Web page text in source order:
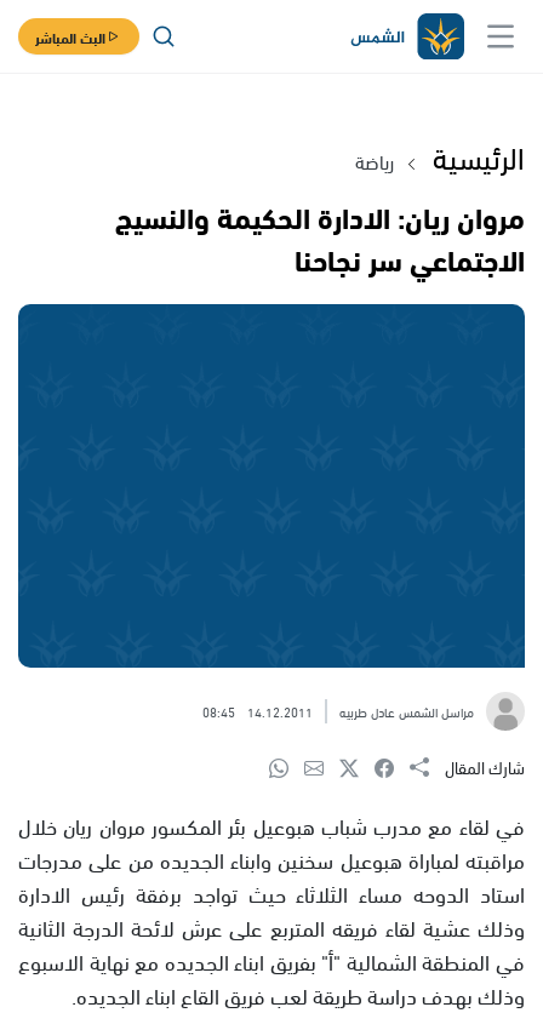
البث المباشر
الرئيسية رياضة
مروان ريان: الادارة الحكيمة والنسيج
الاجتماعي سر نجاحنا
مراسل الشمس عادل طربيه 14.12.2011
08:45
شارك المقال
في لقاء مع مدرب شباب هبوعيل بئر المكسور مروان ريان خلال
مراقبته لمباراة هبوعيل سخنين وابناء الجديده من على مدرجات
استاد الدوحه مساء الثلاثاء حيث تواجد برفقة رئيس الادارة
وذلك عشية لقاء فريقه المتربع على عرش لائحة الدرجة الثانية
في المنطقة الشمالية "أ" بفريق ابناء الجديده مع نهاية الاسبوع
وذلك بهدف دراسة طريقة لعب فريق القاع ابناء الجديده.